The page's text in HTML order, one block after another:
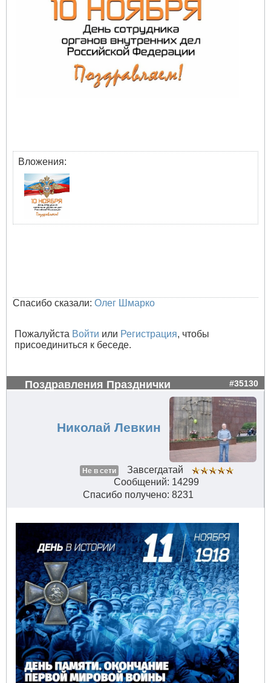
Вложения:
Спасибо сказали: Олег Шмарко
Пожалуйста Войти или Регистрация, чтобы
присоединиться к беседе.
Поздравления Празднички #35130
Николай Левкин
Не в сети
Завсегдатай
Сообщений: 14299
Спасибо получено: 8231